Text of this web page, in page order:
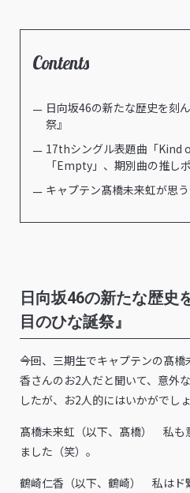
Contents
日向坂46の新たな歴史を刻
祭』
17thシングル表題曲「Kind
「Empty」、期別曲の推し
キャプテン髙橋未来虹が思
日向坂46の新たな歴史
目のひな誕祭』
――今回、三期生でキャプテンの髙
香さんのお2人だと聞いて、意外
したが、お2人的にはいかがでし
髙橋未来虹（以下、髙橋） 私も
ました（笑）。
鶴崎仁香（以下、鶴崎） 私はド